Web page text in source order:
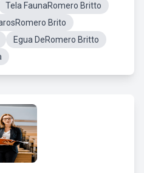
Tela FaunaRomero Britto
Brito
Egua DeRomero Britto